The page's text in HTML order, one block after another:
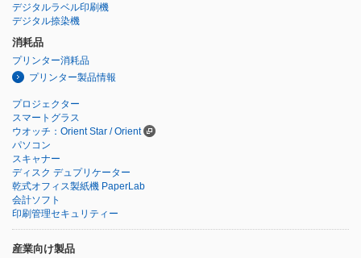
デジタルラベル印刷機
デジタル捺染機
消耗品
プリンター消耗品
プリンター製品情報
プロジェクター
スマートグラス
ウオッチ：Orient Star / Orient
パソコン
スキャナー
ディスク デュプリケーター
乾式オフィス製紙機 PaperLab
会計ソフト
印刷管理セキュリティー
産業向け製品